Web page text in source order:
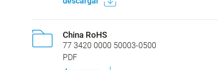
China RoHS
77 3420 0000 50003-0500
PDF